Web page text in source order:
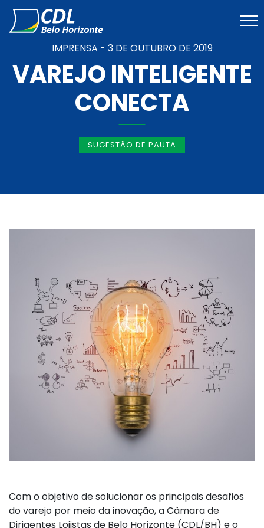
IMPRENSA - 3 DE OUTUBRO DE 2019
VAREJO INTELIGENTE
CONECTA
SUGESTÃO DE PAUTA
Com o objetivo de solucionar os principais desafios
do varejo por meio da inovação, a Câmara de
Dirigentes Lojistas de Belo Horizonte (CDL/BH) e o